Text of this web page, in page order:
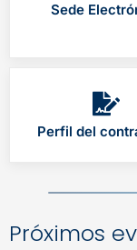
Sede
Perfil del
Próximos